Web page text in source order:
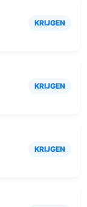
KRIJGEN
KRIJGEN
KRIJGEN